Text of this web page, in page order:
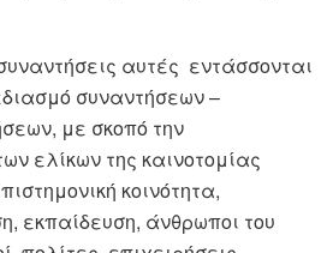
αυτές εντάσσονται
συναντήσεων –
με σκοπό την
ελίκων της καινοτομίας
κοινότητα,
εκπαίδευση, άνθρωποι του